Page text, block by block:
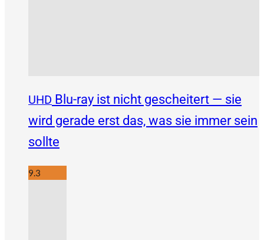
UHD Blu-ray ist nicht gescheitert — sie
wird gerade erst das, was sie immer sein
sollte
9.3